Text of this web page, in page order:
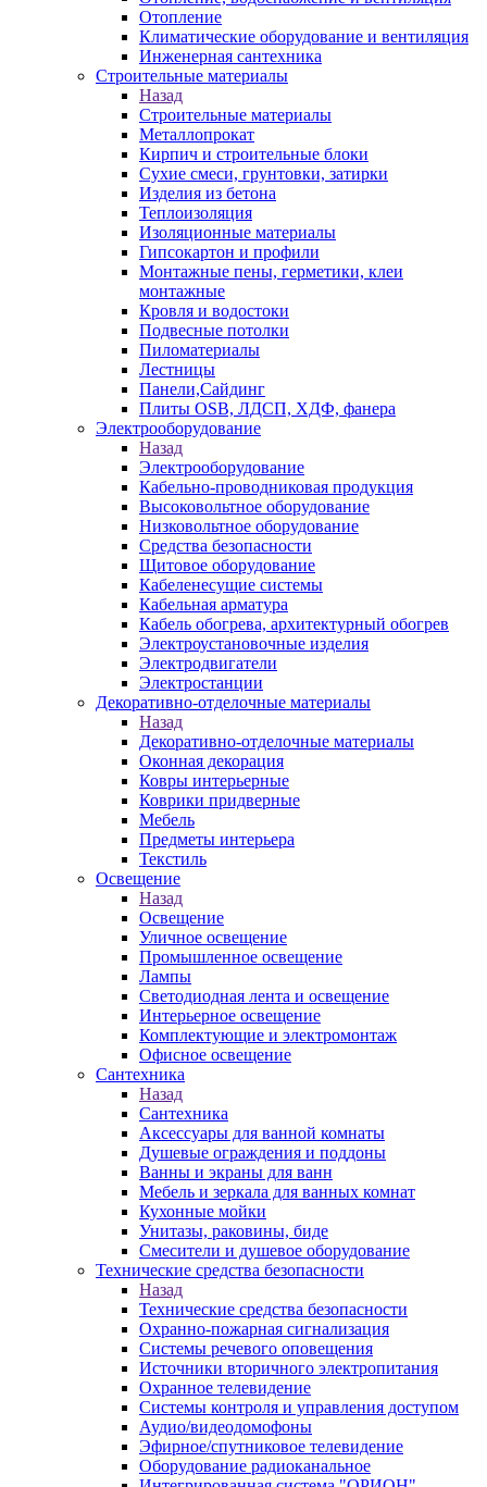
Отопление
Климатические оборудование и вентиляция
Инженерная сантехника
Строительные материалы
Назад
Строительные материалы
Металлопрокат
Кирпич и строительные блоки
Сухие смеси, грунтовки, затирки
Изделия из бетона
Теплоизоляция
Изоляционные материалы
Гипсокартон и профили
Монтажные пены, герметики, клеи
монтажные
Кровля и водостоки
Подвесные потолки
Пиломатериалы
Лестницы
Панели,Сайдинг
Плиты OSB, ЛДСП, ХДФ, фанера
Электрооборудование
Назад
Электрооборудование
Кабельно-проводниковая продукция
Высоковольтное оборудование
Низковольтное оборудование
Средства безопасности
Щитовое оборудование
Кабеленесущие системы
Кабельная арматура
Кабель обогрева, архитектурный обогрев
Электроустановочные изделия
Электродвигатели
Электростанции
Декоративно-отделочные материалы
Назад
Декоративно-отделочные материалы
Оконная декорация
Ковры интерьерные
Коврики придверные
Мебель
Предметы интерьера
Текстиль
Освещение
Назад
Освещение
Уличное освещение
Промышленное освещение
Лампы
Светодиодная лента и освещение
Интерьерное освещение
Комплектующие и электромонтаж
Офисное освещение
Сантехника
Назад
Сантехника
Аксессуары для ванной комнаты
Душевые ограждения и поддоны
Ванны и экраны для ванн
Мебель и зеркала для ванных комнат
Кухонные мойки
Унитазы, раковины, биде
Смесители и душевое оборудование
Технические средства безопасности
Назад
Технические средства безопасности
Охранно-пожарная сигнализация
Системы речевого оповещения
Источники вторичного электропитания
Охранное телевидение
Системы контроля и управления доступом
Аудио/видеодомофоны
Эфирное/спутниковое телевидение
Оборудование радиоканальное